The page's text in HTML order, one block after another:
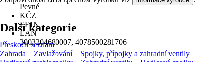
Pevné
KČZ
EF1N
EAN
2003204680007, 4078500281706
Další kategorie
Přeskočit seznam
Zahrada
Zavlažování
Spojky, přípojky a zahradní ventily